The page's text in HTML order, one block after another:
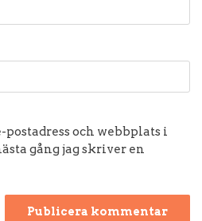
och webbplats i
gång jag skriver en